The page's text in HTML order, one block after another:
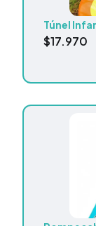
Túnel
$17.970